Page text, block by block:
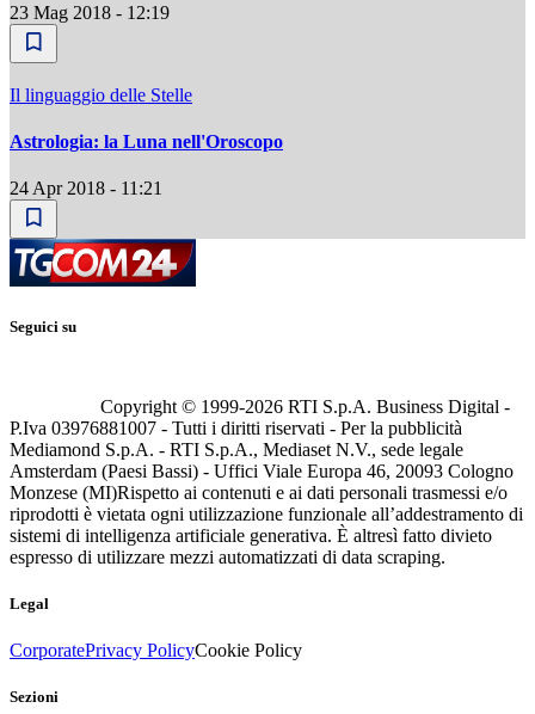
23 Mag 2018 - 12:19
Il linguaggio delle Stelle
Astrologia: la Luna nell'Oroscopo
24 Apr 2018 - 11:21
Seguici su
Copyright © 1999-2026 RTI S.p.A. Business Digital -
P.Iva 03976881007 - Tutti i diritti riservati - Per la pubblicità
Mediamond S.p.A. - RTI S.p.A., Mediaset N.V., sede legale
Amsterdam (Paesi Bassi) - Uffici Viale Europa 46, 20093 Cologno
Monzese (MI)Rispetto ai contenuti e ai dati personali trasmessi e/o
riprodotti è vietata ogni utilizzazione funzionale all’addestramento di
sistemi di intelligenza artificiale generativa. È altresì fatto divieto
espresso di utilizzare mezzi automatizzati di data scraping.
Legal
CorporatePrivacy PolicyCookie Policy
Sezioni